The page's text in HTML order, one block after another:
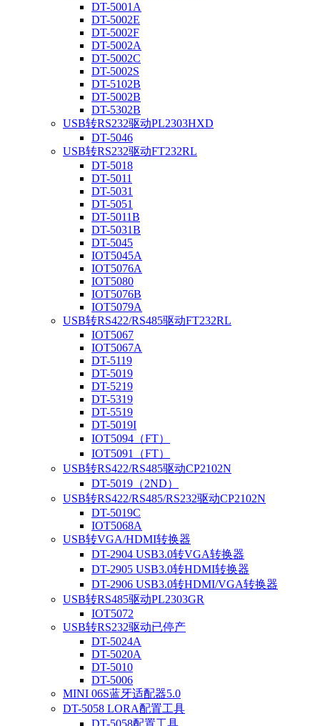
DT-5001A
DT-5002E
DT-5002F
DT-5002A
DT-5002C
DT-5002S
DT-5102B
DT-5002B
DT-5302B
USB转RS232驱动PL2303HXD
DT-5046
USB转RS232驱动FT232RL
DT-5018
DT-5011
DT-5031
DT-5051
DT-5011B
DT-5031B
DT-5045
IOT5045A
IOT5076A
IOT5080
IOT5076B
IOT5079A
USB转RS422/RS485驱动FT232RL
IOT5067
IOT5067A
DT-5119
DT-5019
DT-5219
DT-5319
DT-5519
DT-5019I
IOT5094（FT）
IOT5091（FT）
USB转RS422/RS485驱动CP2102N
DT-5019（2ND）
USB转RS422/RS485/RS232驱动CP2102N
DT-5019C
IOT5068A
USB转VGA/HDMI转换器
DT-2904 USB3.0转VGA转换器
DT-2905 USB3.0转HDMI转换器
DT-2906 USB3.0转HDMI/VGA转换器
USB转RS485驱动PL2303GR
IOT5072
USB转RS232驱动已停产
DT-5024A
DT-5020A
DT-5010
DT-5006
MINI 06S蓝牙适配器5.0
DT-5058 LORA配置工具
DT-5058配置工具